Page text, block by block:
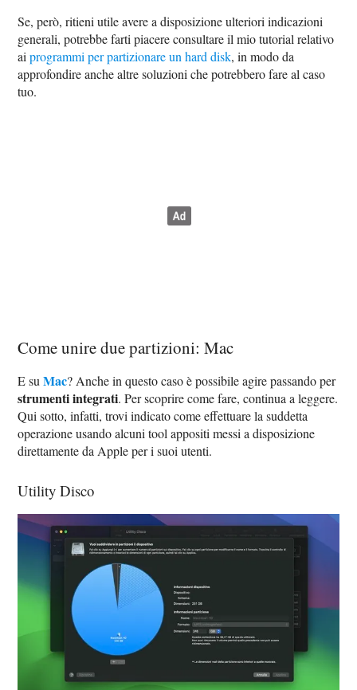
Se, però, ritieni utile avere a disposizione ulteriori indicazioni
generali, potrebbe farti piacere consultare il mio tutorial relativo
aiprogrammi per partizionare un hard disk, in modo da
approfondire anche altre soluzioni che potrebbero fare al caso
tuo.
Come unire due partizioni: Mac
E suMac? Anche in questo caso è possibile agire passando per
strumenti integrati. Per scoprire come fare, continua a leggere.
Qui sotto, infatti, trovi indicato come effettuare la suddetta
operazione usando alcuni tool appositi messi a disposizione
direttamente da Apple per i suoi utenti.
Utility Disco